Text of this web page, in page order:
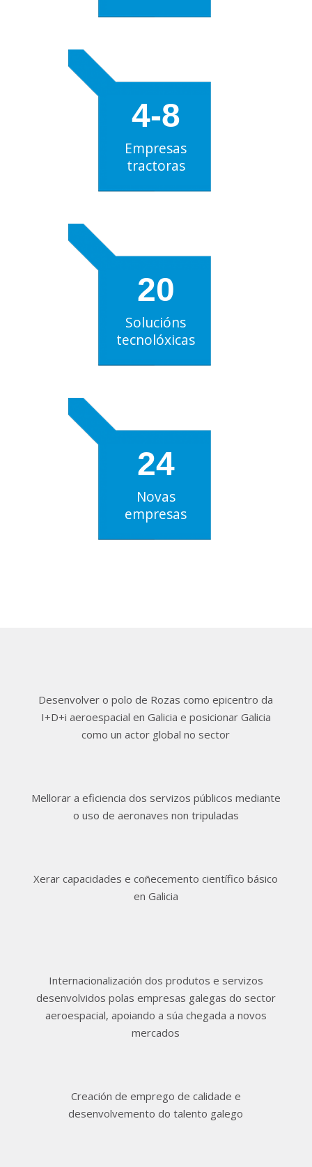
4-8
Empresas
tractoras
20
Solucións
tecnolóxicas
24
Novas
empresas
Desenvolver o polo de Rozas como epicentro da
I+D+i aeroespacial en Galicia e posicionar Galicia
como un actor global no sector
Mellorar a eficiencia dos servizos públicos mediante
o uso de aeronaves non tripuladas
Xerar capacidades e coñecemento científico básico
en Galicia
Internacionalización dos produtos e servizos
desenvolvidos polas empresas galegas do sector
aeroespacial, apoiando a súa chegada a novos
mercados
Creación de emprego de calidade e
desenvolvemento do talento galego